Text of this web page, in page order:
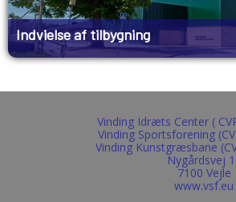
Indvielse af tilbygning
Vinding Idræts Center (
Vinding Sportsforening
Vinding Kunstgræsbane
Nygårdsvej
7100 Vejle
www.vsf.eu